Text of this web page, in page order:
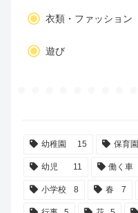
衣類・ファッション
遊び
幼稚園 15 保育園
幼児 11 働く車
小学校 8 春 7